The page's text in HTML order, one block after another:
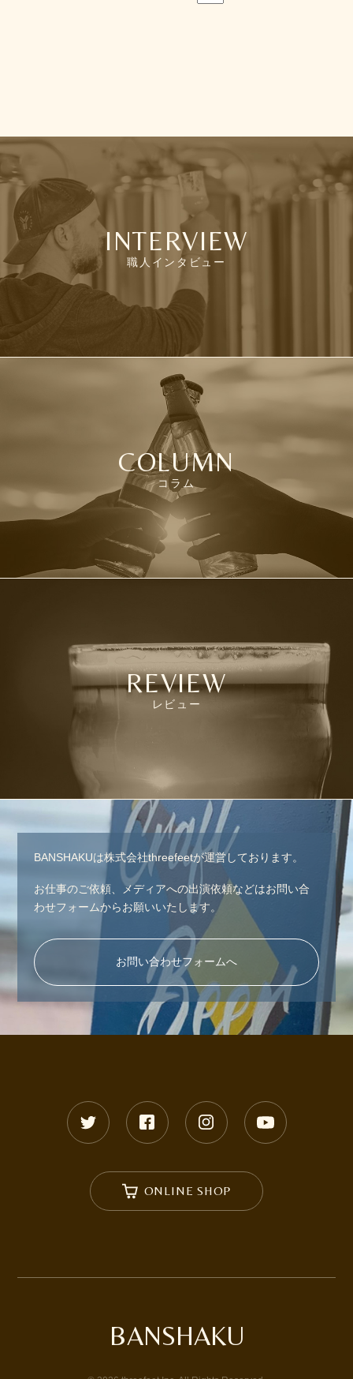
INTERVIEW
職人インタビュー
COLUMN
コラム
REVIEW
レビュー
BANSHAKUは株式会社threefeetが運営しております。
お仕事のご依頼、メディアへの出演依頼などはお問い合
わせフォームからお願いいたします。
お問い合わせフォームへ
ONLINE SHOP
BANSHAKU